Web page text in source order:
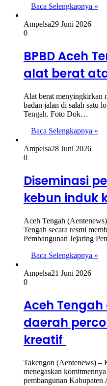
Baca Selengkapnya »
Ampelsa29 Juni 2026
0
BPBD Aceh
alat berat
Alat berat menyingkirkan
badan jalan di salah satu
Tengah. Foto Dok…
Baca Selengkapnya »
Ampelsa28 Juni 2026
0
Diseminasi
kebun induk
Aceh Tengah
Tengah secara resmi
Pembangunan Jejaring
Baca Selengkapnya »
Ampelsa21 Juni 2026
0
Aceh
daerah
kreatif
Takengon (Aentenews) –
menegaskan
pembangunan Kabupaten